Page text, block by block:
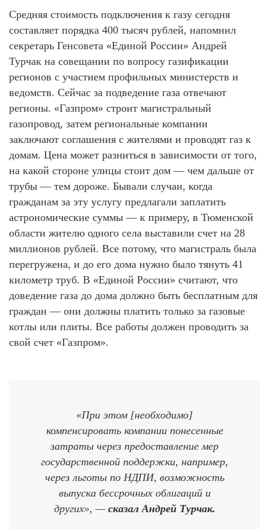
Средняя стоимость подключения к газу сегодня
составляет порядка 400 тысяч рублей, напомнил
секретарь Генсовета «Единой России» Андрей
Турчак на совещании по вопросу газификации
регионов с участием профильных министерств и
ведомств. Сейчас за подведение газа отвечают
регионы. «Газпром» строит магистральный
газопровод, затем региональные компании
заключают соглашения с жителями и проводят газ к
домам. Цена может разниться в зависимости от того,
на какой стороне улицы стоит дом — чем дальше от
трубы — тем дороже. Бывали случаи, когда
гражданам за эту услугу предлагали заплатить
астрономические суммы — к примеру, в Тюменской
области жителю одного села выставили счет на 28
миллионов рублей. Все потому, что магистраль была
перегружена, и до его дома нужно было тянуть 41
километр труб. В «Единой России» считают, что
доведение газа до дома должно быть бесплатным для
граждан — они должны платить только за газовые
котлы или плиты. Все работы должен проводить за
свой счет «Газпром».
«При этом [необходимо]
компенсировать компании понесенные
затраты через предоставление мер
государственной поддержки, например,
через льготы по НДПИ, возможность
выпуска бессрочных облигаций и
других», — сказал Андрей Турчак.